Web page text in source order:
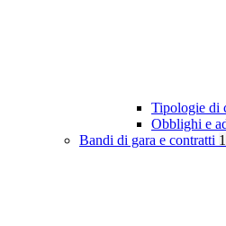
Tipologie di
Obblighi e
Bandi di gara e contratti